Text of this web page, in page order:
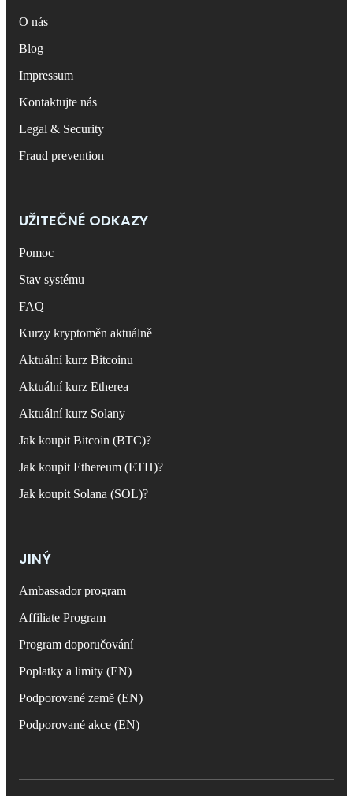
O nás
Blog
Impressum
Kontaktujte nás
Legal & Security
Fraud prevention
UŽITEČNÉ ODKAZY
Pomoc
Stav systému
FAQ
Kurzy kryptoměn aktuálně
Aktuální kurz Bitcoinu
Aktuální kurz Etherea
Aktuální kurz Solany
Jak koupit Bitcoin (BTC)?
Jak koupit Ethereum (ETH)?
Jak koupit Solana (SOL)?
JINÝ
Ambassador program
Affiliate Program
Program doporučování
Poplatky a limity (EN)
Podporované země (EN)
Podporované akce (EN)